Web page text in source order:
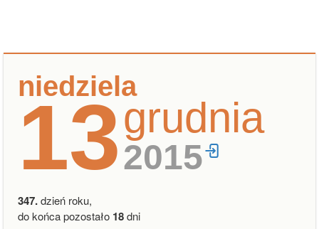
niedziela
13grudnia
2015
347.dzień roku,
do końca pozostało 18dni